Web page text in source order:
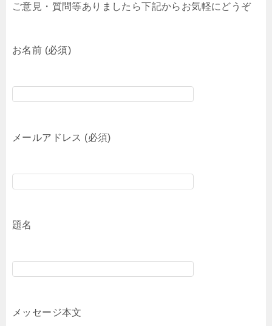
ご意見・質問等ありましたら下記からお気軽にどうぞ
お名前 (必須)
メールアドレス (必須)
題名
メッセージ本文